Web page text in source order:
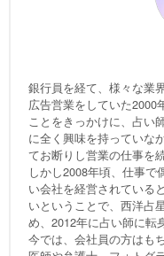
銀行員を経て、様々な業
広告営業をしていた2000
ことをきっかけに、占い
に全く興味を持っていな
てお断りし営業の仕事を続
しかし2008年頃、仕事で
い会社を経営されている
いということで、西洋占
め、2012年に占い師に転身
今では、会社員の方はも